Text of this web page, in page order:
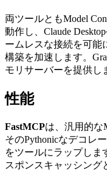
両ツールともModel
動作し、Claude
ームレスな接続を可能
構築を加速します。
モリサーバーを提供し
性能
FastMCPは、汎用的な
そのPythonicなデコレ
をツールにラップしま
スポンスキャッシング